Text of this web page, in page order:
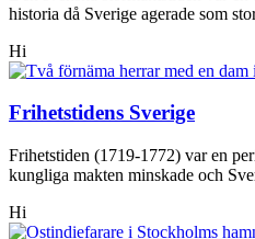
historia då Sverige agerade som
Hi
Frihetstidens Sverige
Frihetstiden (1719-1772) var en
kungliga makten minskade och
Hi